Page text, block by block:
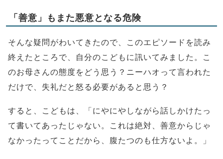
「善意」もまた悪意となる危険
そんな疑問がわいてきたので、このエピソードを読み
終えたところで、自分のこどもに訊いてみました。こ
のお母さんの態度をどう思う？ニーハオって言われた
だけで、失礼だと怒る必要があると思う？
すると、こどもは、「にやにやしながら話しかけたっ
て書いてあったじゃない。これは絶対、善意からじゃ
なかったってことだから、腹たつのも仕方ないよ。」